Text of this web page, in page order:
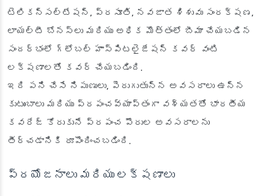
టెలికన్సల్టేషన్, ప్రసూతి, నవజాత శిశువు సంరక్షణ,
లాయల్టీ బోనస్‌లు మరియు అధిక మొత్తంలో బీమా చేయబడిన
సందర్భంలో గ్లోబల్ హాస్పిటలైజేషన్ కవర్ వంటి
లక్షణాలతో కవర్ చేయబడింది.
ఇది పని చేసే నిపుణులు, పెరుగుతున్న అవసరాలు ఉన్న
కుటుంబాలు మరియు ప్రపంచవ్యాప్తంగా వశ్యతతో భారతీయ
కవరేజ్ కోరుకునే ప్రపంచ పౌరుల అవసరాలను
తీర్చడానికి రూపొందించబడింది.
ప్రయోజనాలు మరియు లక్షణాలు